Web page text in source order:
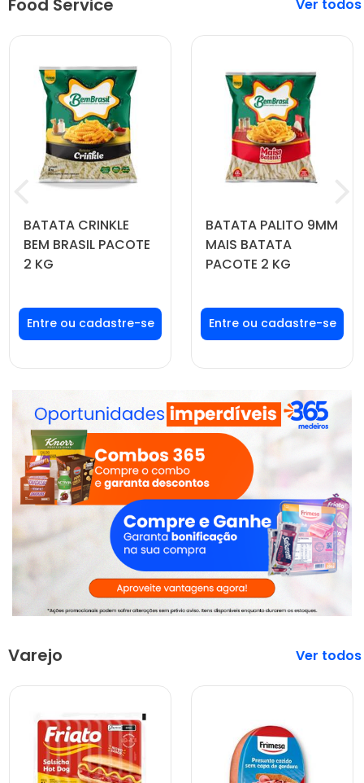
Food Service
BATATA CRINKLE
BEM BRASIL PACOTE
2 KG
Faça seu login ou
cadastre-se para
ver preços e
BATATA PALITO 9MM
MAIS BATATA
PACOTE 2 KG
Faça seu login ou
cadastre-se para
ver preços e
Varejo